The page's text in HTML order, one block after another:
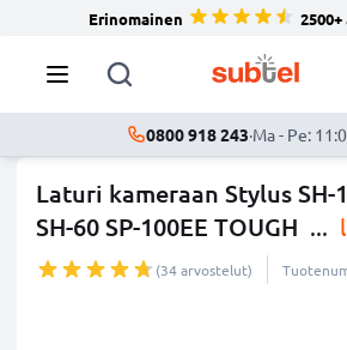
Erinomainen 2500+
0800 918 243·Ma - Pe:
Laturi kameraan Stylus SH-
SH-60 SP-100EE TOUGH ...
(34 arvostelut)